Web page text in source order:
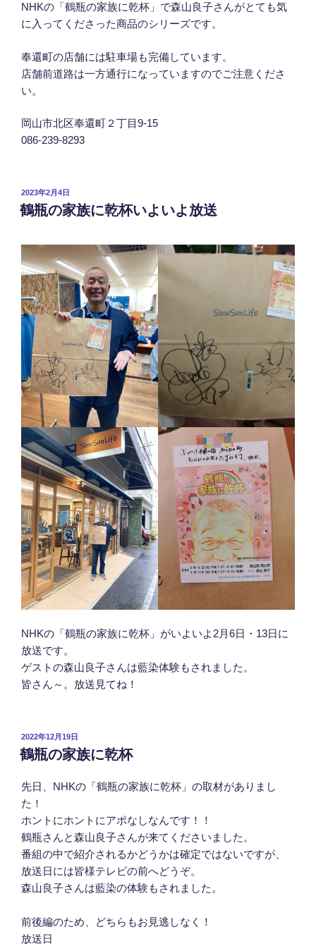
NHKの「鶴瓶の家族に乾杯」で森山良子さんがとても気
に入ってくださった商品のシリーズです。
奉還町の店舗には駐車場も完備しています。
店舗前道路は一方通行になっていますのでご注意くださ
い。
岡山市北区奉還町２丁目9-15
086-239-8293
投
稿
日:
2023年2月4日
鶴瓶の家族に乾杯いよいよ放送
NHKの「鶴瓶の家族に乾杯」がいよいよ2月6日・13日に
放送です。
ゲストの森山良子さんは藍染体験もされました。
皆さん～。放送見てね！
投
稿
日:
2022年12月19日
鶴瓶の家族に乾杯
先日、NHKの「鶴瓶の家族に乾杯」の取材がありまし
た！
ホントにホントにアポなしなんです！！
鶴瓶さんと森山良子さんが来てくださいました。
番組の中で紹介されるかどうかは確定ではないですが、
放送日には皆様テレビの前へどうぞ。
森山良子さんは藍染の体験もされました。
前後編のため、どちらもお見逃しなく！
放送日